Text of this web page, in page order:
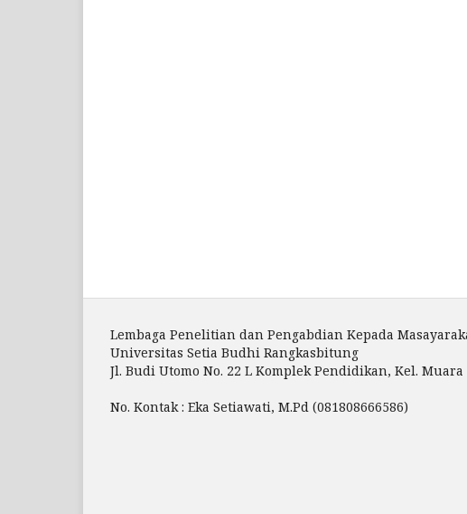
Lembaga Penelitian dan Pengabdian Kepada
Universitas Setia Budhi Rangkasbitung
Jl. Budi Utomo No. 22 L Komplek Pendidikan, Kel.
No. Kontak : Eka Setiawati, M.Pd (081808666586)